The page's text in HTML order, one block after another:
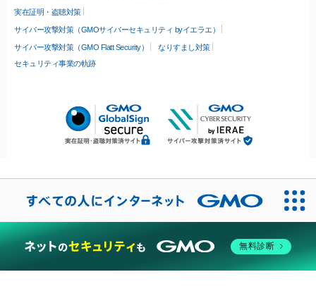
実在証明・盗聴対策
サイバー攻撃対策（GMOサイバーセキュリティ byイエラエ）
サイバー攻撃対策（GMO Flatt Security）
なりすまし対策
セキュリティ事業の軌跡
無料診断